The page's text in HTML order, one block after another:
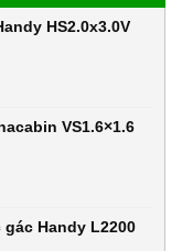
HS2.0x3.0V
VS1.6×1.6
Handy L2200